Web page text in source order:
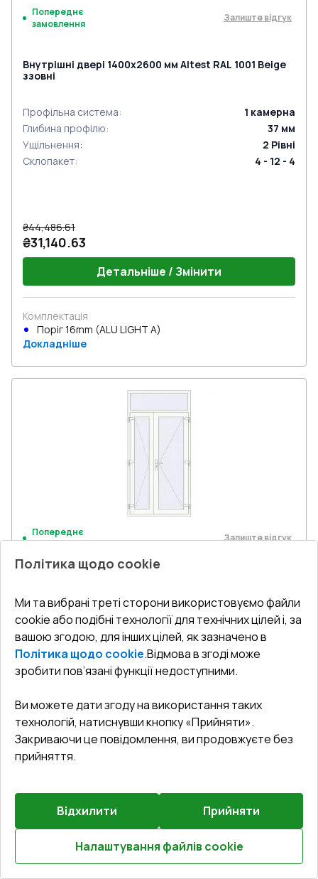
Розрахуй онлайн
Попереднє
замовлення
Залиште відгук
Внутрішні двері 1400x2600 мм Altest RAL 1001 Beige
ззовні
Профільна система: 1 камерна
Глибина профілю: 37 мм
Ущільнення: 2 Рівні
Склопакет: 4 - 12 - 4
₴44,486.61
₴31,140.63
Детальніше / Змінити
Комплектація
Поріг 16mm (ALU LIGHT A)
Докладніше
Попереднє
замовлення
Залиште відгук
Chocolate brown ззовні
Профільна система: 1 камерна
Глибина профілю :
Ущільнення
₴41,489.24
₴29,042.47
Детальніше / Змінити
Поріг 16mm (ALU LIGHT A)
Докладніше
Політика щодо cookie
Ми та вибрані треті сторони використовуємо файли
cookie або подібні технології для технічних цілей і, за
вашою згодою, для інших цілей, як зазначено в
Політика щодо cookie.Відмова в згоді може
зробити пов’язані функції недоступними.
Ви можете дати згоду на використання таких
технологій, натиснувши кнопку «Прийняти».
Закриваючи це повідомлення, ви продовжуєте без
прийняття.
Відхилити Прийняти
Налаштування файлів cookie